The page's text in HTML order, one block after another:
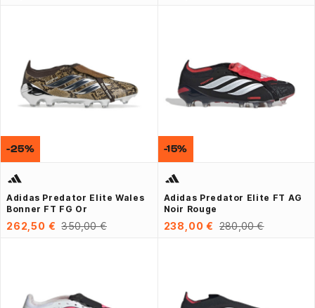
Adidas Predator Elite Wales
Bonner FT FG Or
262,50 € 350,00 €
-25%
Adidas Predator Elite FT AG
Noir Rouge
238,00 € 280,00 €
-15%